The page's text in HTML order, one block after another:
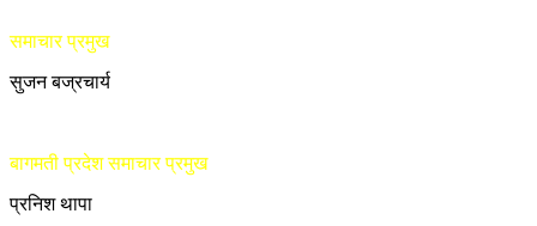
समाचार प्रमुख
सुजन बज्रचार्य
बागमती प्रदेश समाचार प्रमुख
प्रनिश थापा